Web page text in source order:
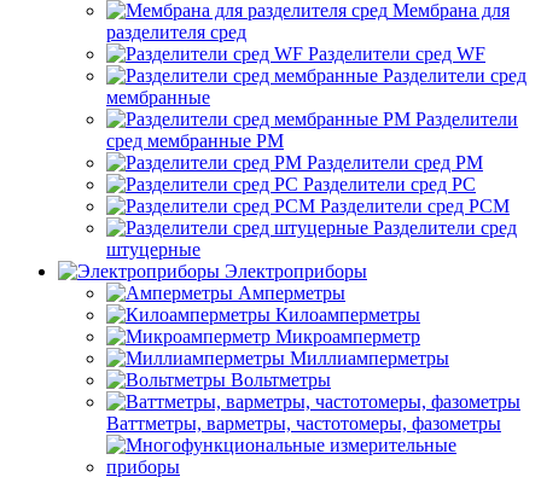
Мембрана для
разделителя сред
Разделители сред WF
Разделители сред
мембранные
Разделители
сред мембранные РМ
Разделители сред РМ
Разделители сред РС
Разделители сред РСМ
Разделители сред
штуцерные
Электроприборы
Амперметры
Килоамперметры
Микроамперметр
Миллиамперметры
Вольтметры
Ваттметры, варметры, частотомеры, фазометры